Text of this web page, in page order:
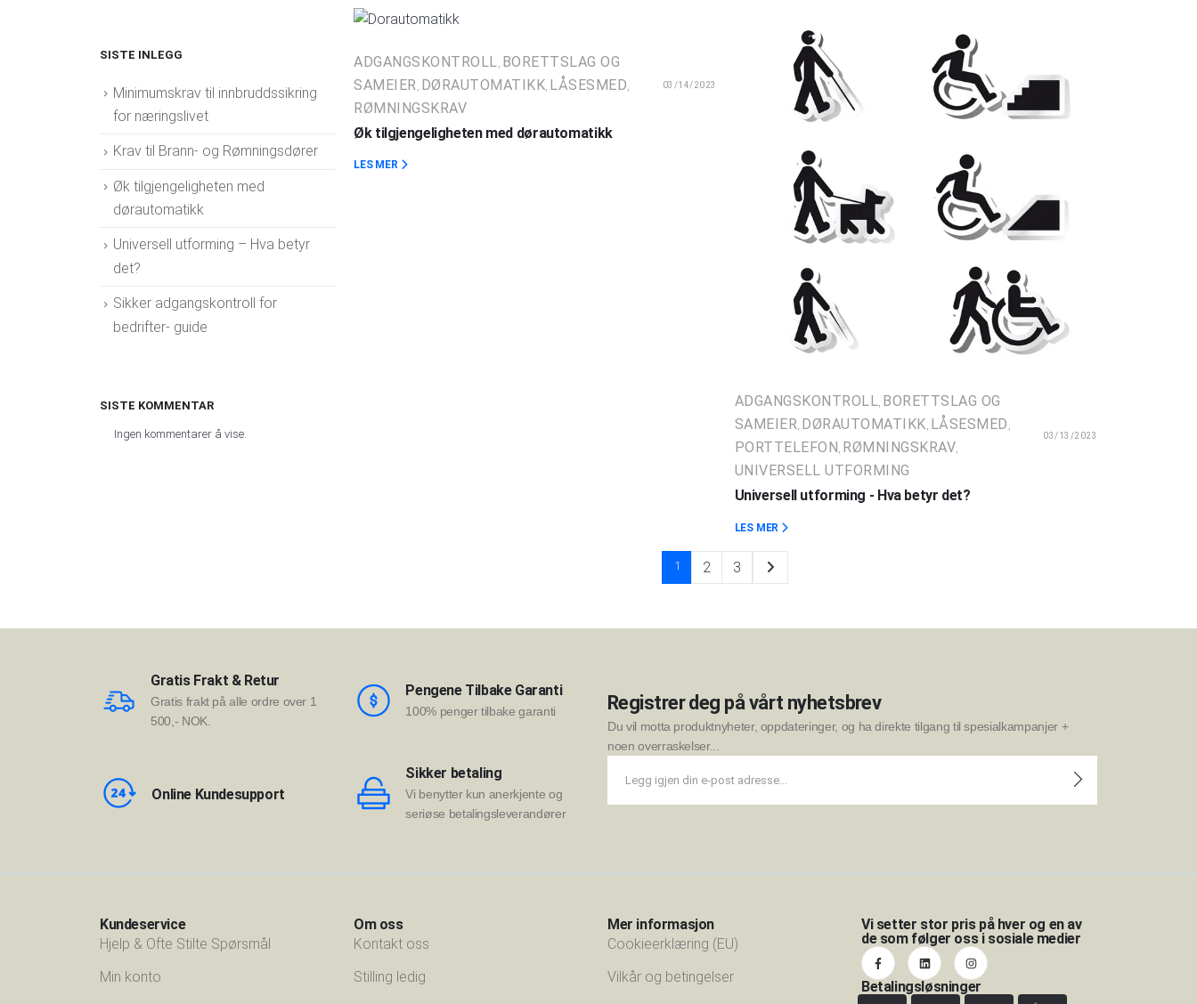
ADGANGSKONTROLL BORETTSLAG OG
SAMEIER DØRAUTOMATIKK LÅSESMED
RØMNINGSKRAV
03/14/2023
Øk tilgjengeligheten med dørautomatikk
LES MER
ADGANGSKONTROLL, BORETTSLAG OG
SAMEIER, DØRAUTOMATIKK, LÅSESMED ,
PORTTELEFON , RØMNINGSKRAV,
UNIVERSELL UTFORMING
03/13/2023
Universell utforming - Hva betyr det?
LES MER
1 2 3
SISTE INLEGG
Minimumskrav til innbruddssikring
for næringslivet
Krav til Brann- og Rømningsdører
Øk tilgjengeligheten med
dørautomatikk
Universell utforming – Hva betyr
det?
Sikker adgangskontroll for
bedrifter- guide
SISTE KOMMENTAR
Ingen kommentarer å vise.
Gratis Frakt & Retur
Gratis frakt på alle ordre over 1
500,- NOK.
Pengene Tilbake Garanti
100% penger tilbake garanti
Online Kundesupport
Sikker betaling
Vi benytter kun anerkjente og
seriøse betalingsleverandører
Registrer deg på vårt nyhetsbrev
Du vil motta produktnyheter, oppdateringer, og ha direkte tilgang til spesialkampanjer +
noen overraskelser...
Kundeservice
Hjelp & Ofte Stilte Spørsmål
Min konto
Om oss
Kontakt oss
Stilling ledig
Mer informasjon
Cookieerklæring (EU)
Vilkår og betingelser
Vi setter stor pris på hver og en av
de som følger oss i sosiale medier
Betalingsløsninger